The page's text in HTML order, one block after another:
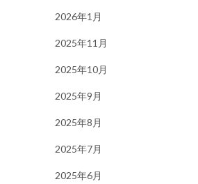
2026年1月
2025年11月
2025年10月
2025年9月
2025年8月
2025年7月
2025年6月